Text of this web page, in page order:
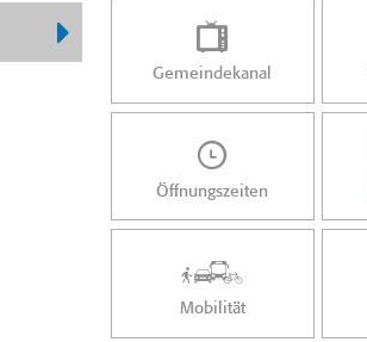
Gemeindekanal
Öffnungszeiten
Mobilität